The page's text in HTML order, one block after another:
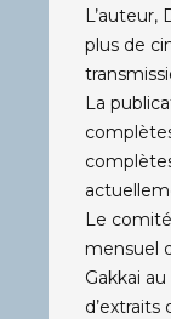
L’auteur,
plus de
La
Le
mensuel
Gakkai